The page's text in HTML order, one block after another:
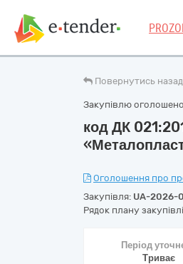
Повернутись назад
Закупівлю
код ДК
Оголошення про
Закупівля: UA-2026-
Рядок плану
Період
Триває